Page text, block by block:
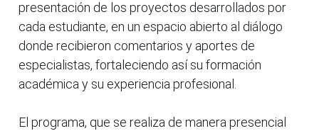
presentación de los proyectos desarrollados por
cada estudiante, en un espacio abierto al diálogo
donde recibieron comentarios y aportes de
especialistas, fortaleciendo así su formación
académica y su experiencia profesional.
El programa, que se realiza de manera presencial